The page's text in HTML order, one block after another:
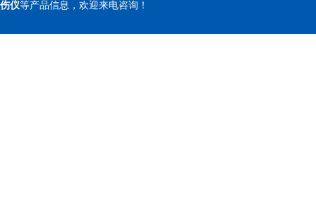
伤仪等产品信息，欢迎来电咨询！